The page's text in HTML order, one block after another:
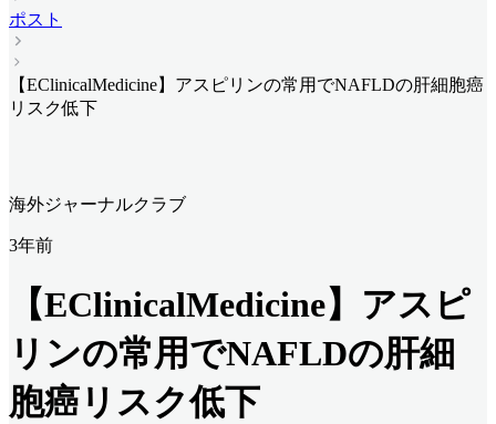
ポスト
【EClinicalMedicine】アスピリンの常用でNAFLDの肝細胞癌
リスク低下
海外ジャーナルクラブ
3年前
【EClinicalMedicine】アスピ
リンの常用でNAFLDの肝細
胞癌リスク低下